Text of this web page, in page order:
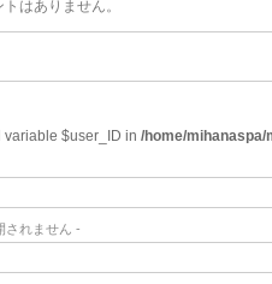
はありません。
variable $user_ID in /home/
されません -